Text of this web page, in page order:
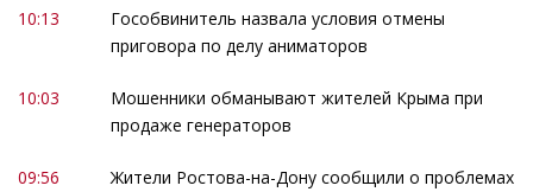
10:13
Гособвинитель назвала условия отмены
приговора по делу аниматоров
10:03
Мошенники обманывают жителей Крыма при
продаже генераторов
09:56
Жители Ростова-на-Дону сообщили о проблемах